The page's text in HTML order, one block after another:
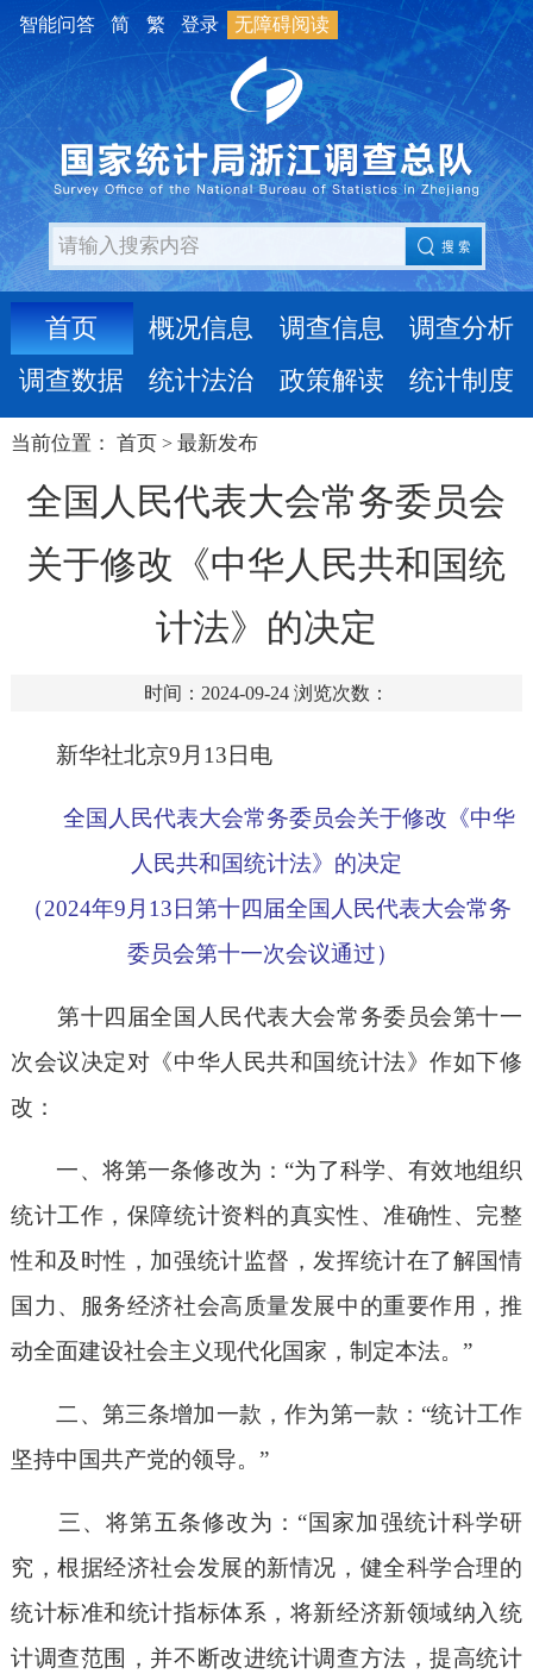
智能问答 简 繁 登录 无障碍阅读
首页 概况信息 调查信息
调查分析
调查数据
统计法治 政策解读 统计制度
当前位置： 首页 > 最新发布
全国人民代表大会常务委员会
关于修改《中华人民共和国统
计法》的决定
时间：2024-09-24 浏览次数：
新华社北京9月13日电
全国人民代表大会常务委员会关于修改《中华
人民共和国统计法》的决定
（2024年9月13日第十四届全国人民代表大会常务
委员会第十一次会议通过）
第十四届全国人民代表大会常务委员会第十一
次会议决定对《中华人民共和国统计法》作如下修
改：
一、将第一条修改为：“为了科学、有效地组织
统计工作，保障统计资料的真实性、准确性、完整
性和及时性，加强统计监督，发挥统计在了解国情
国力、服务经济社会高质量发展中的重要作用，推
动全面建设社会主义现代化国家，制定本法。”
二、第三条增加一款，作为第一款：“统计工作
坚持中国共产党的领导。”
三、将第五条修改为：“国家加强统计科学研
究，根据经济社会发展的新情况，健全科学合理的
统计标准和统计指标体系，将新经济新领域纳入统
计调查范围，并不断改进统计调查方法，提高统计